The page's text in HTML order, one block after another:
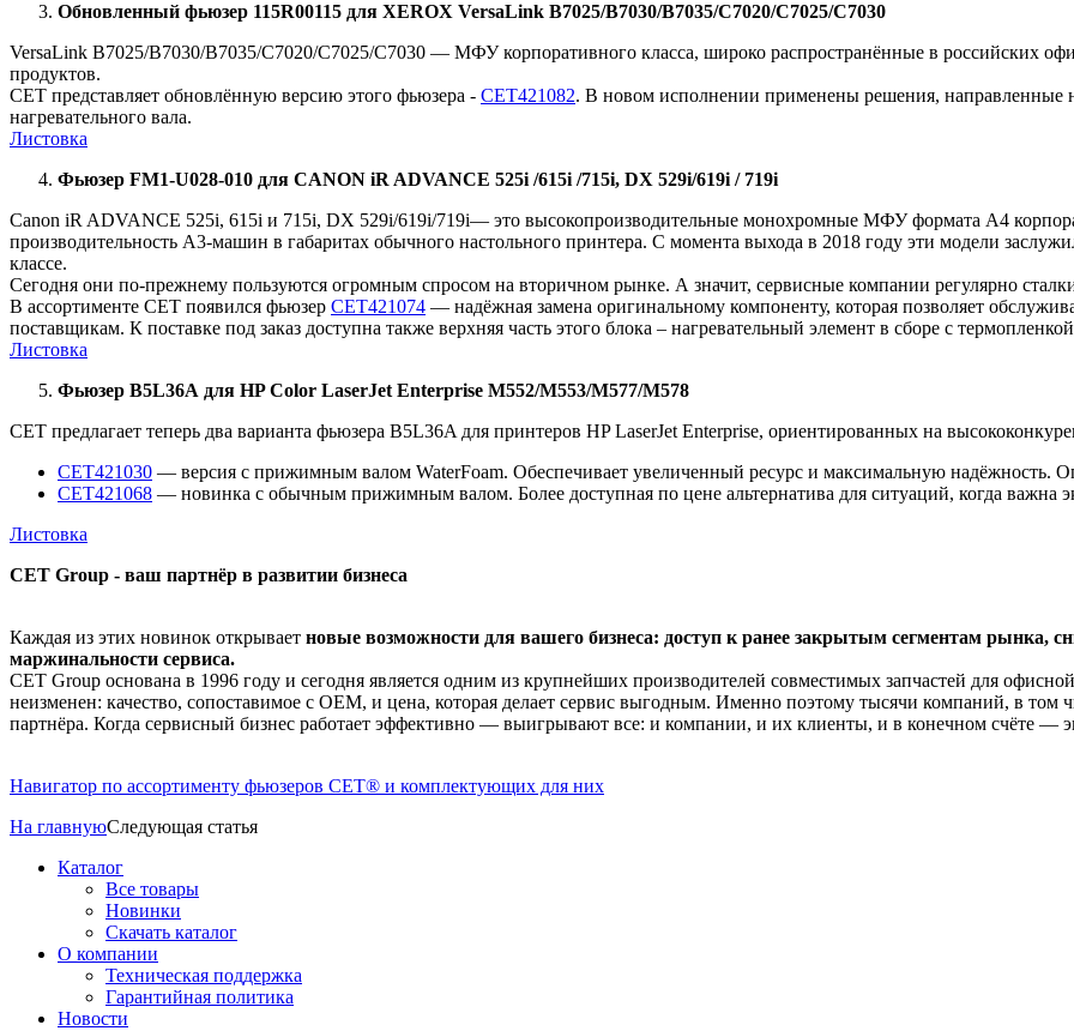
Обновленный фьюзер 115R00115 для XEROX VersaLink B7025/B7030/B7035/C7020/C7025/C7030
VersaLink B7025/B7030/B7035/C7020/C7025/C7030 — МФУ корпоративного класса, широко распространённые в российских
продуктов.
CET представляет обновлённую версию этого фьюзера - CET421082. В новом исполнении применены решения, направленные
нагревательного вала.
Листовка
Фьюзер FM1-U028-010 для CANON iR ADVANCE 525i /615i /715i, DX 529i/619i / 719i
Canon iR ADVANCE 525i, 615i и 715i, DX 529i/619i/719i— это высокопроизводительные монохромные МФУ формата А4
производительность А3-машин в габаритах обычного настольного принтера. С момента выхода в 2018 году эти модели
классе.
Сегодня они по-прежнему пользуются огромным спросом на вторичном рынке. А значит, сервисные компании регулярно
В ассортименте CET появился фьюзер CET421074 — надёжная замена оригинальному компоненту, которая позволяет
поставщикам. К поставке под заказ доступна также верхняя часть этого блока – нагревательный элемент в сборе с
Листовка
Фьюзер B5L36A для HP Color LaserJet Enterprise M552/M553/M577/M578
CET предлагает теперь два варианта фьюзера B5L36A для принтеров HP LaserJet Enterprise, ориентированных на
CET421030 — версия с прижимным валом WaterFoam. Обеспечивает увеличенный ресурс и максимальную надёжность.
CET421068 — новинка с обычным прижимным валом. Более доступная по цене альтернатива для ситуаций, когда важна
Листовка
CET Group - ваш партнёр в развитии бизнеса
Каждая из этих новинок открывает новые возможности для вашего бизнеса: доступ к ранее закрытым сегментам рынка,
маржинальности сервиса.
CET Group основана в 1996 году и сегодня является одним из крупнейших производителей совместимых запчастей для
неизменен: качество, сопоставимое с OEM, и цена, которая делает сервис выгодным. Именно поэтому тысячи компаний, в
партнёра. Когда сервисный бизнес работает эффективно — выигрывают все: и компании, и их клиенты, и в конечном счёте —
Навигатор по ассортименту фьюзеров CET® и комплектующих для них
На главнуюСледующая статья
Каталог
Все товары
Новинки
Скачать каталог
О компании
Техническая поддержка
Гарантийная политика
Новости